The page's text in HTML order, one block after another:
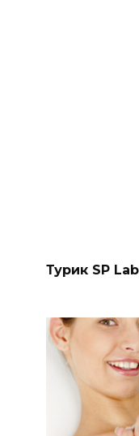
Турик SP